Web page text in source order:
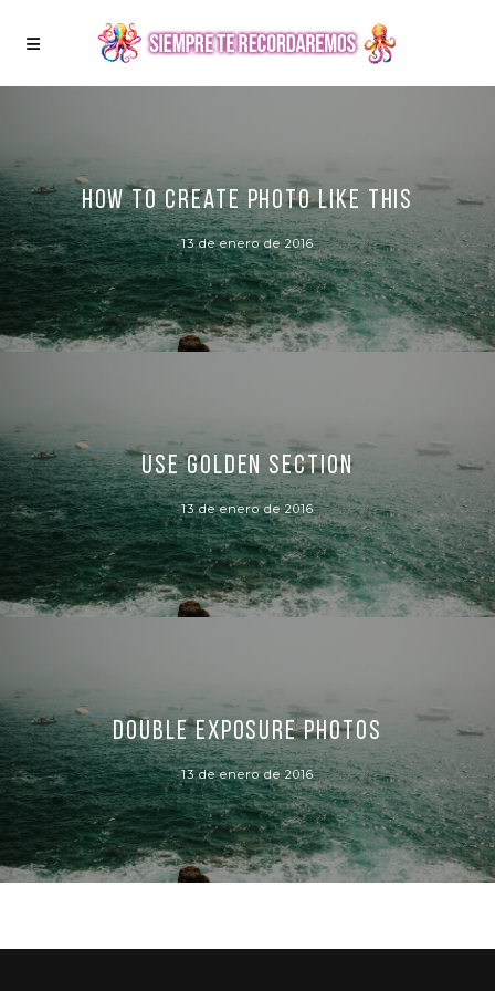
How to create photo like this
13 de enero de 2016
Use golden section
13 de enero de 2016
Double exposure photos
13 de enero de 2016